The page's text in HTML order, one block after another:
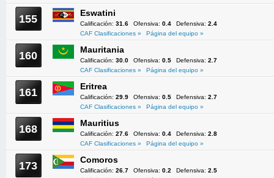
155 Eswatini
Calificación: 31.6 Ofensiva: 0.4 Defensiva: 2.4
CAF Clasificaciones »
Página del equipo »
160 Mauritania
Calificación: 30.0 Ofensiva: 0.5 Defensiva: 2.7
CAF Clasificaciones »
Página del equipo »
161 Eritrea
Calificación: 29.9 Ofensiva: 0.5 Defensiva: 2.7
CAF Clasificaciones »
Página del equipo »
168 Mauritius
Calificación: 27.6 Ofensiva: 0.4 Defensiva: 2.8
CAF Clasificaciones »
Página del equipo »
173 Comoros
Calificación: 26.7 Ofensiva: 0.2 Defensiva: 2.5